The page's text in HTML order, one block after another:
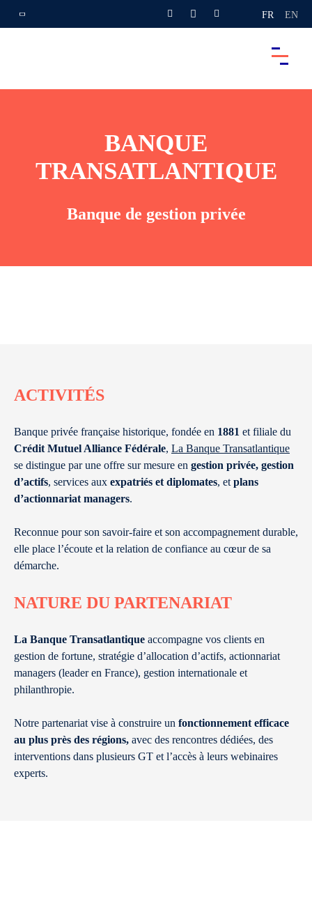
FR EN
BANQUE
TRANSATLANTIQUE
Banque de gestion privée
ACTIVITÉS
Banque privée française historique, fondée en 1881 et filiale du
Crédit Mutuel Alliance Fédérale, La Banque Transatlantique
se distingue par une offre sur mesure en gestion privée, gestion
d’actifs, services aux expatriés et diplomates, et plans
d’actionnariat managers.
Reconnue pour son savoir-faire et son accompagnement durable,
elle place l’écoute et la relation de confiance au cœur de sa
démarche.
NATURE DU PARTENARIAT
La Banque Transatlantique accompagne vos clients en
gestion de fortune, stratégie d’allocation d’actifs, actionnariat
managers (leader en France), gestion internationale et
philanthropie.
Notre partenariat vise à construire un fonctionnement efficace
au plus près des régions, avec des rencontres dédiées, des
interventions dans plusieurs GT et l’accès à leurs webinaires
experts.